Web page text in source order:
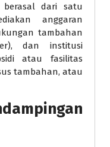
berasal dari satu
anggaran
tambahan
dan institusi
atau fasilitas
tambahan, atau